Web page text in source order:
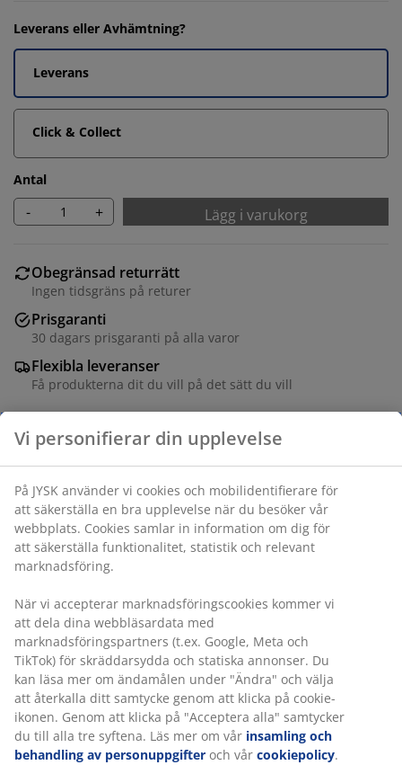
Leverans eller Avhämtning?
Leverans
Click & Collect
Antal
- + Lägg i varukorg
Obegränsad returrätt
Ingen tidsgräns på returer
Prisgaranti
30 dagars prisgaranti på alla varor
Flexibla leveranser
Få produkterna dit du vill på det sätt du vill
Varunummer: 2784400
Specifikationer
Betyg
(1)
Leverans
Vi personifierar din upplevelse
På JYSK använder vi cookies och mobilidentifierare för
att säkerställa en bra upplevelse när du besöker vår
webbplats. Cookies samlar in information om dig för
att säkerställa funktionalitet, statistik och relevant
marknadsföring.
När vi accepterar marknadsföringscookies kommer vi
att dela dina webbläsardata med
marknadsföringspartners (t.ex. Google, Meta och
TikTok) för skräddarsydda och statiska annonser. Du
kan läsa mer om ändamålen under "Ändra" och välja
att återkalla ditt samtycke genom att klicka på cookie-
ikonen. Genom att klicka på "Acceptera alla" samtycker
du till alla tre syftena. Läs mer om vår insamling och
behandling av personuppgifter och vår cookiepolicy.